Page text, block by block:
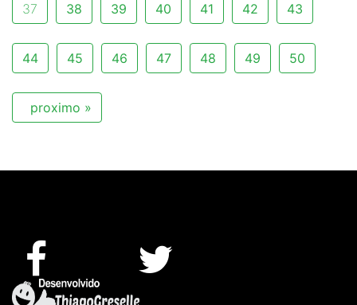
37 38 39 40 41 42 43
44 45 46 47 48 49 50
proximo »